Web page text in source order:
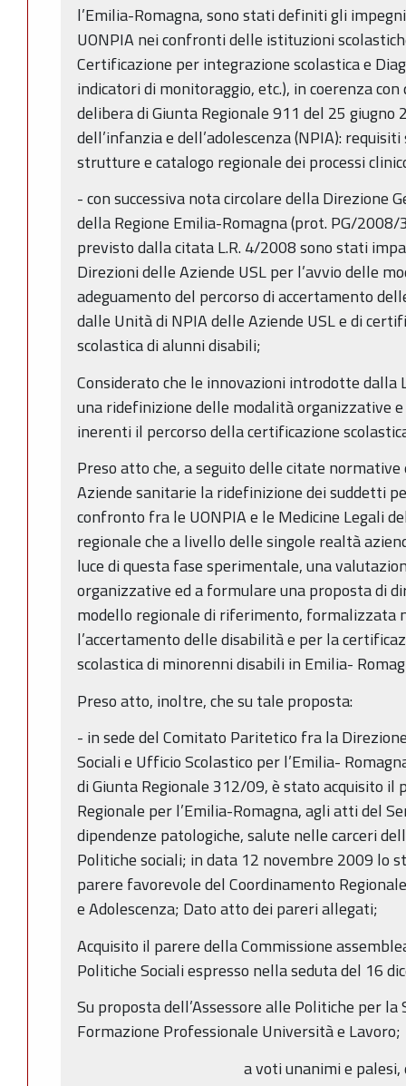
l’Emilia-Romagna, sono stati definiti gli
UONPIA nei confronti delle istituzioni
Certificazione per integrazione scolastica e
indicatori di monitoraggio, etc.), in coerenza
delibera di Giunta Regionale 911 del 25 giugno
dell’infanzia e dell’adolescenza (NPIA):
strutture e catalogo regionale dei processi
- con successiva nota circolare della Direzione
della Regione Emilia-Romagna (prot. PG/
previsto dalla citata L.R. 4/2008 sono stati
Direzioni delle Aziende USL per l’avvio delle
adeguamento del percorso di accertamento
dalle Unità di NPIA delle Aziende USL e di
scolastica di alunni disabili;
Considerato che le innovazioni introdotte dalla
una ridefinizione delle modalità organizzative
inerenti il percorso della certificazione
Preso atto che, a seguito delle citate
Aziende sanitarie la ridefinizione dei suddetti
confronto fra le UONPIA e le Medicine Legali
regionale che a livello delle singole realtà
luce di questa fase sperimentale, una
organizzative ed a formulare una proposta di
modello regionale di riferimento, formalizzata
l’accertamento delle disabilità e per la
scolastica di minorenni disabili in Emilia-
Preso atto, inoltre, che su tale proposta:
- in sede del Comitato Paritetico fra la
Sociali e Ufficio Scolastico per l’Emilia-
di Giunta Regionale 312/09, è stato acquisito il
Regionale per l’Emilia-Romagna, agli atti del
dipendenze patologiche, salute nelle carceri
Politiche sociali; in data 12 novembre 2009 lo
parere favorevole del Coordinamento
e Adolescenza; Dato atto dei pareri allegati;
Acquisito il parere della Commissione
Politiche Sociali espresso nella seduta del 16
Su proposta dell’Assessore alle Politiche per la
Formazione Professionale Università e Lavoro;
a voti unanimi e palesi,